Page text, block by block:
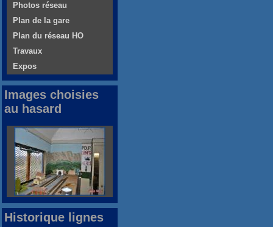
Photos réseau
Plan de la gare
Plan du réseau HO
Travaux
Expos
Images choisies
au hasard
Historique lignes